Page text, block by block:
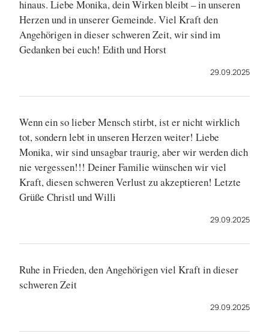
hinaus. Liebe Monika, dein Wirken bleibt – in unseren
Herzen und in unserer Gemeinde. Viel Kraft den
Angehörigen in dieser schweren Zeit, wir sind im
Gedanken bei euch! Edith und Horst
29.09.2025
Wenn ein so lieber Mensch stirbt, ist er nicht wirklich
tot, sondern lebt in unseren Herzen weiter! Liebe
Monika, wir sind unsagbar traurig, aber wir werden dich
nie vergessen!!! Deiner Familie wünschen wir viel
Kraft, diesen schweren Verlust zu akzeptieren! Letzte
Grüße Christl und Willi
29.09.2025
Ruhe in Frieden, den Angehörigen viel Kraft in dieser
schweren Zeit
29.09.2025